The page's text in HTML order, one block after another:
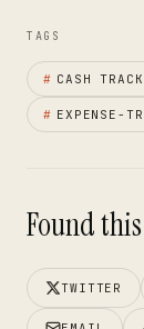
TAGS
# CASH
# EXPENSE-
Found
TWITTER